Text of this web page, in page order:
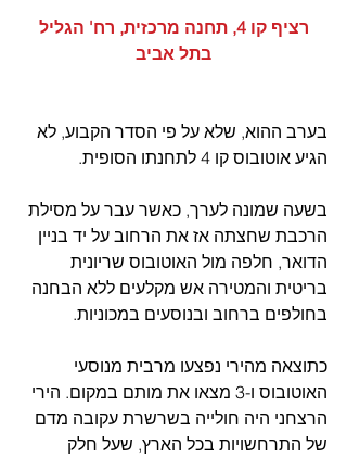
רציף קו 4, תחנה מרכזית, רח' הגליל
בתל אביב
בערב ההוא, שלא על פי הסדר הקבוע, לא
הגיע אוטובוס קו 4 לתחנתו הסופית.
בשעה שמונה לערך, כאשר עבר על מסילת
הרכבת שחצתה אז את הרחוב על יד בניין
הדואר, חלפה מול האוטובוס שריונית
בריטית והמטירה אש מקלעים ללא הבחנה
בחולפים ברחוב ובנוסעים במכוניות.
כתוצאה מהירי נפצעו מרבית מנוסעי
האוטובוס ו-3 מצאו את מותם במקום. הירי
הרצחני היה חולייה בשרשרת עקובה מדם
של התרחשויות בכל הארץ, שעל חלק